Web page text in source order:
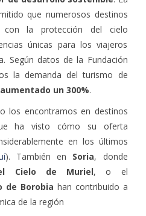
de desarrollo sostenible. La
que numerosos destinos
con la protección del cielo
únicas para los viajeros
Según datos de la Fundación
la demanda del turismo de
un 300%.
los encontramos en destinos
ha visto cómo su oferta
en los últimos
). También en Soria, donde
Cielo de Muriel, o el
de Borobia han contribuido a
de la región